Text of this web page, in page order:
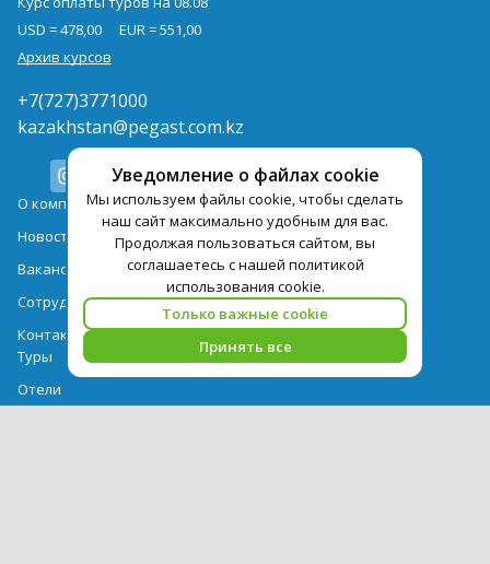
Уведомление о файлах cookie
Мы используем файлы cookie, чтобы сделать
наш сайт максимально удобным для вас.
Продолжая пользоваться сайтом, вы
соглашаетесь с нашей политикой
использования cookie.
Только важные cookie
Принять все
USD = 478,00
EUR = 551,00
Архив курсов
+7(727)3771000
kazakhstan@pegast.com.kz
О компании
Новости
Вакансии
Сотрудничество
Контактная информация
Туры
Отели